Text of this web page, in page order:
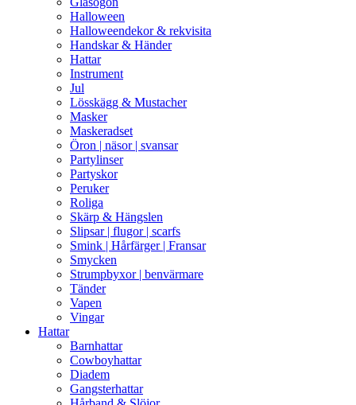
Halloween
Halloweendekor & rekvisita
Handskar & Händer
Hattar
Instrument
Jul
Lösskägg & Mustacher
Masker
Maskeradset
Öron | näsor | svansar
Partylinser
Partyskor
Peruker
Roliga
Skärp & Hängslen
Slipsar | flugor | scarfs
Smink | Hårfärger | Fransar
Smycken
Strumpbyxor | benvärmare
Tänder
Vapen
Vingar
Hattar
Barnhattar
Cowboyhattar
Diadem
Gangsterhattar